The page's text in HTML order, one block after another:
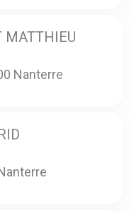
MATTHIEU
Nanterre